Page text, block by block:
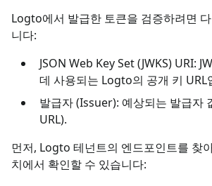
Logto에서 발급한 토큰을 검증하려면
니다:
JSON Web Key Set (JWKS) URI:
데 사용되는 Logto의 공개 키 URL
발급자 (Issuer): 예상되는 발급자
URL).
먼저, Logto 테넌트의 엔드포인트를 찾
치에서 확인할 수 있습니다: